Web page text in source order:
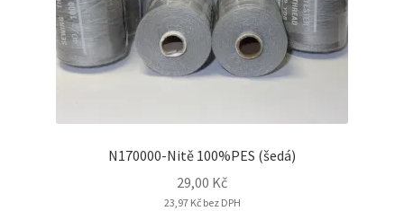
N170000-Nitě 100%PES (šedá)
29,00 Kč
23,97 Kčbez DPH